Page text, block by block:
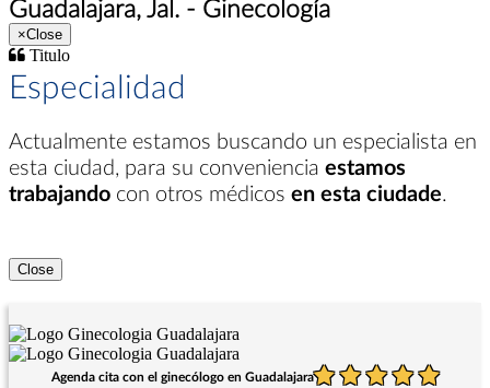
Guadalajara, Jal. - Ginecología
×Close
Titulo
Especialidad
Actualmente estamos buscando un especialista en
esta ciudad, para su conveniencia estamos
trabajando con otros médicos en esta ciudade.
Close
Agenda cita con el ginecólogo en Guadalajara